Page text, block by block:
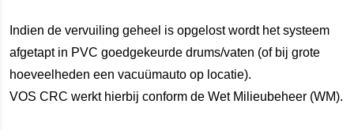
Indien de vervuiling geheel is opgelost wordt het systeem
afgetapt in PVC goedgekeurde drums/vaten (of bij grote
hoeveelheden een vacuümauto op locatie).
VOS CRC werkt hierbij conform de Wet Milieubeheer (WM).